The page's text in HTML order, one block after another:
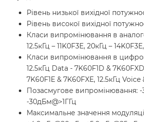
Рівень низької вихідної
Рівень високої вихідної
Класи випромінювання в
12.5кГц – 11K0F3E, 20кГц –
Класи випромінювання в
12.5кГц Data - 7K60F1D &
7K60F1E & 7K60FXE, 12.5кГц
Позасмугове випромінювання: -
-30дБм@>1ГГц
Максимальне значення